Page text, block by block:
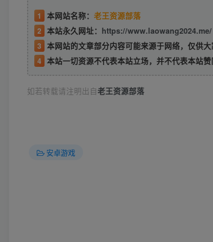
1 本网站名称： 老王资源部落
2 本站永久网址： https://www.laowang2024.me/
3 本网站的文章部分内容可能来源于网络，仅供
4 本站一切资源不代表本站立场，并不代表本站赞
如若转载请注明出自老王资源部落
安卓游戏